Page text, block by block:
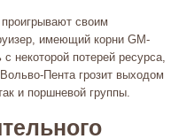
своим
имеющий корни GM-
потерей ресурса,
Пента грозит выходом
и поршневой группы.